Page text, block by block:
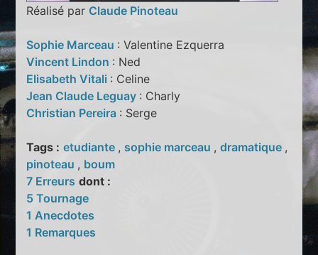
Réalisé par Claude Pinoteau
Sophie Marceau : Valentine Ezquerra
Vincent Lindon : Ned
Elisabeth Vitali : Celine
Jean Claude Leguay : Charly
Christian Pereira : Serge
Tags : etudiante , sophie marceau ,dramatique ,
pinoteau , boum
7 Erreurs dont :
5 Tournage
1 Anecdotes
1 Remarques